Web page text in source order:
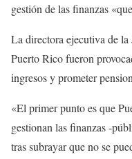
gestión de las finanzas
La directora ejecutiva de la
Puerto Rico fueron
ingresos y prometer
«El primer punto es que
gestionan las finanzas -
tras subrayar que no se